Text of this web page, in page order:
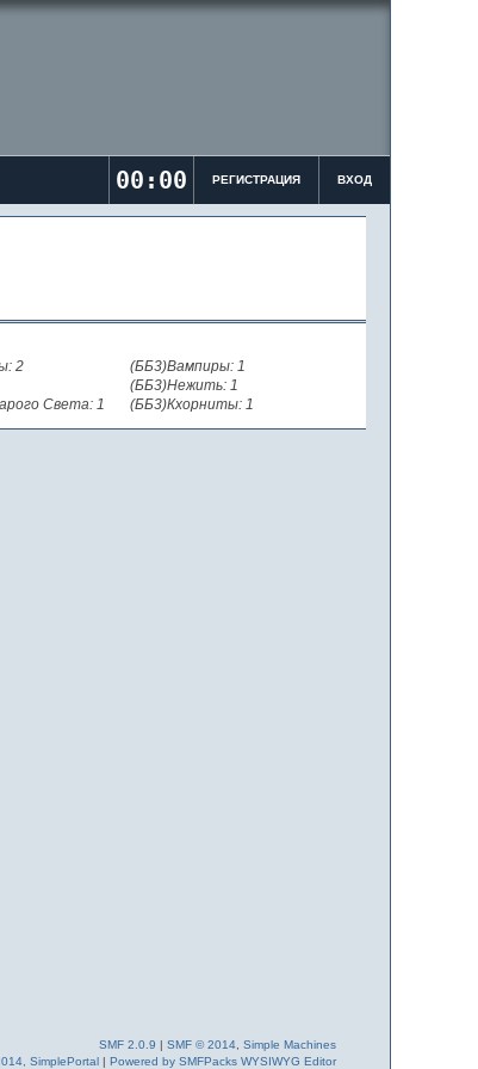
00:00 РЕГИСТРАЦИЯ ВХОД
2
Света: 1
(ББ3)Вампиры: 1
(ББ3)Нежить: 1
(ББ3)Кхорниты: 1
SMF 2.0.9 |SMF © 2014 ,Simple Machines
SimplePortal |Powered by SMFPacks WYSIWYG Editor